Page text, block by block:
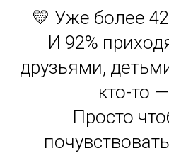
💛 Уже более
И 92%
друзьями,
кто-то
Просто